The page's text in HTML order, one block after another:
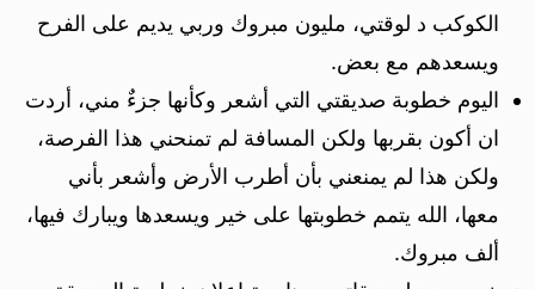
الكوكب د لوقتي، مليون مبروك وربي يديم على الفرح
ويسعدهم مع بعض.
اليوم خطوبة صديقتي التي أشعر وكأنها جزءٌ مني، أردت
ان أكون بقربها ولكن المسافة لم تمنحني هذا الفرصة،
ولكن هذا لم يمنعني بأن أطرب الأرض وأشعر بأني
معها، الله يتمم خطوبتها على خير ويسعدها ويبارك فيها،
ألف مبروك.